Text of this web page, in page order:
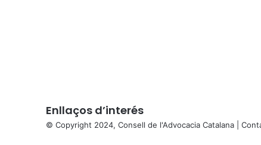
Enllaços d’interés
© Copyright 2024, Consell de l'Advocacia Catalana |